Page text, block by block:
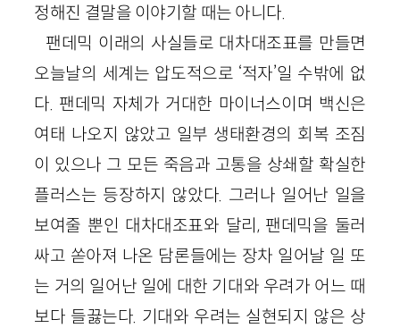
정해진 결말을 이야기할 때는 아니다.
팬데믹 이래의 사실들로 대차대조표를 만들면
오늘날의 세계는 압도적으로 ‘적자’일 수밖에 없
다. 팬데믹 자체가 거대한 마이너스이며 백신은
여태 나오지 않았고 일부 생태환경의 회복 조짐
이 있으나 그 모든 죽음과 고통을 상쇄할 확실한
플러스는 등장하지 않았다. 그러나 일어난 일을
보여줄 뿐인 대차대조표와 달리, 팬데믹을 둘러
싸고 쏟아져 나온 담론들에는 장차 일어날 일 또
는 거의 일어난 일에 대한 기대와 우려가 어느 때
보다 들끓는다. 기대와 우려는 실현되지 않은 상